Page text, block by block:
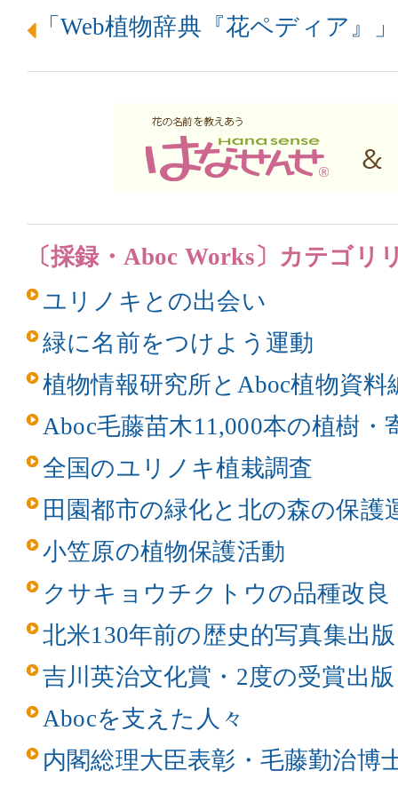
「Web植物辞典『花ペディア』
〔採録・Aboc Works〕カテゴリ
ユリノキとの出会い
緑に名前をつけよう運動
植物情報研究所とAboc植物資料
Aboc毛藤苗木11,000本の植樹・
全国のユリノキ植栽調査
田園都市の緑化と北の森の保護
小笠原の植物保護活動
クサキョウチクトウの品種改良
北米130年前の歴史的写真集出版
吉川英治文化賞・2度の受賞出版
Abocを支えた人々
内閣総理大臣表彰・毛藤勤治博